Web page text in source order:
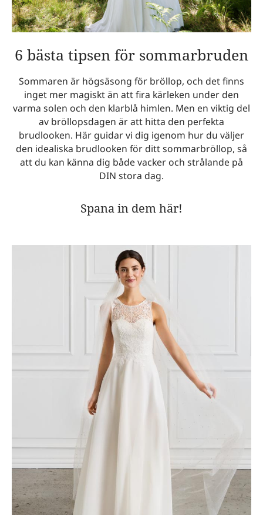
6 bästa tipsen för sommarbruden
Sommaren är högsäsong för bröllop, och det finns
inget mer magiskt än att fira kärleken under den
varma solen och den klarblå himlen. Men en viktig del
av bröllopsdagen är att hitta den perfekta
brudlooken. Här guidar vi dig igenom hur du väljer
den idealiska brudlooken för ditt sommarbröllop, så
att du kan känna dig både vacker och strålande på
DIN stora dag.
Spana in dem här!